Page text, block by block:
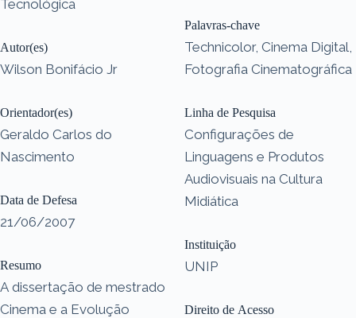
Tecnológica
Autor(es)
Wilson Bonifácio Jr
Orientador(es)
Geraldo Carlos do
Nascimento
Data de Defesa
21/06/2007
Resumo
A dissertação de mestrado
Cinema e a Evolução
Palavras-chave
Technicolor, Cinema Digital,
Fotografia Cinematográfica
Linha de Pesquisa
Configurações de
Linguagens e Produtos
Audiovisuais na Cultura
Midiática
Instituição
UNIP
Direito de Acesso